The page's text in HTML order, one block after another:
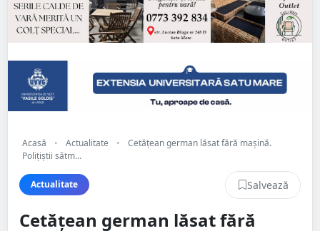
Acasă • Actualitate •
Cetățean german lăsat fără mașină.
Polițiștii sătm...
Actualitate Salvează
Cetățean german lăsat fără